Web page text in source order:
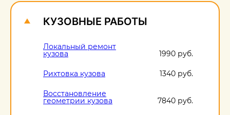
КУЗОВНЫЕ РАБОТЫ
Локальный ремонт
кузова 1990 руб.
Рихтовка кузова 1340 руб.
Восстановление
геометрии кузова 7840 руб.